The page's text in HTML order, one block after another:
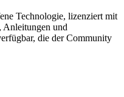
Technologie, lizenziert mit
und
die der Community